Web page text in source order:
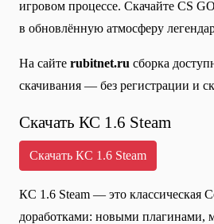
игровом процессе. Скачайте CS
в обновлённую атмосферу
На сайте rubitnet.ru сборка
скачивания — без регистрации и
Скачать КС 1.6 Steam
Скачать КС 1.6 Steam
КС 1.6 Steam — это классическая
доработками: новыми плагинами,